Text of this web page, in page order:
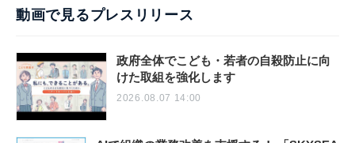
動画で見るプレスリリース
政府全体でこども・若者の自殺防止に向
けた取組を強化します
2026.08.07 14:00